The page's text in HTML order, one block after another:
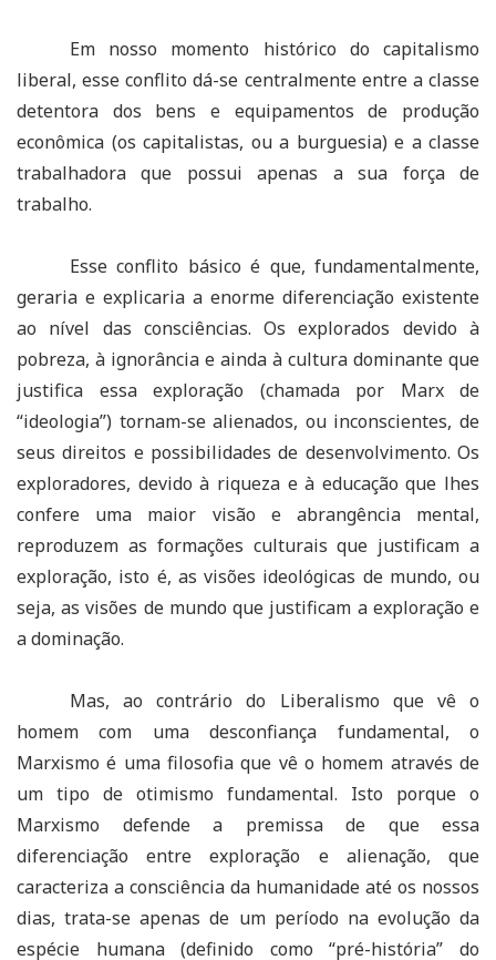
Em nosso momento histórico do capitalismo
liberal, esse conflito dá-se centralmente entre a classe
detentora dos bens e equipamentos de produção
econômica (os capitalistas, ou a burguesia) e a classe
trabalhadora que possui apenas a sua força de
trabalho.
Esse conflito básico é que, fundamentalmente,
geraria e explicaria a enorme diferenciação existente
ao nível das consciências. Os explorados devido à
pobreza, à ignorância e ainda à cultura dominante que
justifica essa exploração (chamada por Marx de
“ideologia”) tornam-se alienados, ou inconscientes, de
seus direitos e possibilidades de desenvolvimento. Os
exploradores, devido à riqueza e à educação que lhes
confere uma maior visão e abrangência mental,
reproduzem as formações culturais que justificam a
exploração, isto é, as visões ideológicas de mundo, ou
seja, as visões de mundo que justificam a exploração e
a dominação.
Mas, ao contrário do Liberalismo que vê o
homem com uma desconfiança fundamental, o
Marxismo é uma filosofia que vê o homem através de
um tipo de otimismo fundamental. Isto porque o
Marxismo defende a premissa de que essa
diferenciação entre exploração e alienação, que
caracteriza a consciência da humanidade até os nossos
dias, trata-se apenas de um período na evolução da
espécie humana (definido como “pré-história” do